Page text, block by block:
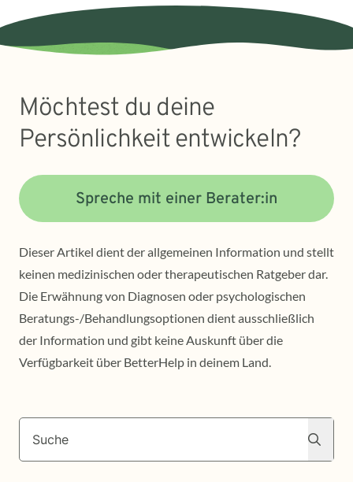
Möchtest du deine
Persönlichkeit entwickeln?
Spreche mit einer Berater:in
Dieser Artikel dient der allgemeinen Information und stellt
keinen medizinischen oder therapeutischen Ratgeber dar.
Die Erwähnung von Diagnosen oder psychologischen
Beratungs-/Behandlungsoptionen dient ausschließlich
der Information und gibt keine Auskunft über die
Verfügbarkeit über BetterHelp in deinem Land.
Suche